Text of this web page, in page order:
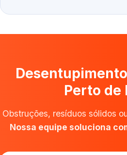
Perto de
Obstruções, resíduos sólidos
Nossa equipe soluciona